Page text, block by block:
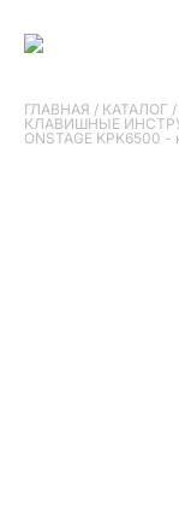
ГЛАВНАЯ / КАТАЛОГ /
КЛАВИШНЫЕ
ONSTAGE KPK6500